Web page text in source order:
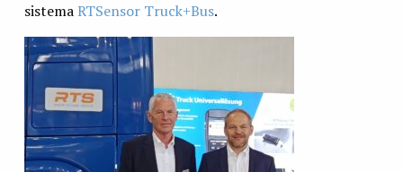
sistemaRTSensor Truck+Bus.